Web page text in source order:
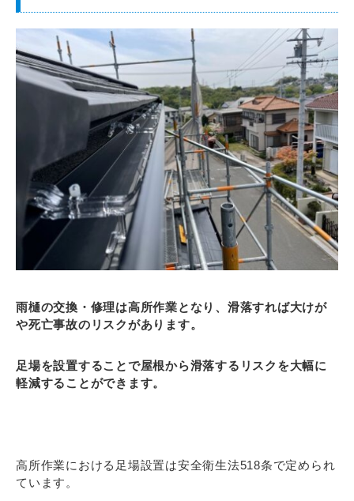
雨樋の交換・修理は高所作業となり、滑落すれば大けが
や死亡事故のリスクがあります。
足場を設置することで屋根から滑落するリスクを大幅に
軽減することができます。
高所作業における足場設置は安全衛生法518条で定められ
ています。